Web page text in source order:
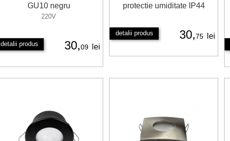
GU10 negru
220V
detalii produs 30,09 lei
protectie umiditate IP44
detalii produs 30,75 lei